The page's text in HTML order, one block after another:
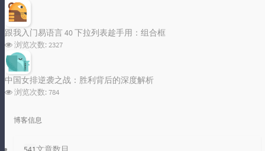
跟我入门易语言 40 下拉列表趁手用：组合框
浏览次数: 2327
中国女排逆袭之战：胜利背后的深度解析
浏览次数: 784
博客信息